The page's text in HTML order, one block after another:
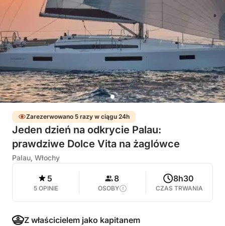
Zarezerwowano 5 razy w ciągu 24h
Jeden dzień na odkrycie Palau:
prawdziwe Dolce Vita na żaglówce
Palau, Włochy
5
5 OPINIE
8
OSOBY
8h30
CZAS TRWANIA
Z właścicielem jako kapitanem